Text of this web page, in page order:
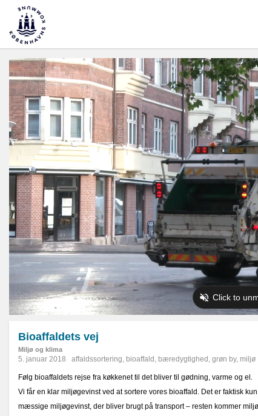
Bioaffaldets vej
Miljø og klima
5. januar 2018 affaldssortering, bioaffald , bæredygtighed , grøn by, miljø
Følg bioaffaldets rejse fra køkkenet til det bliver til gødning, varme og el.
Vi får en klar miljøgevinst ved at sortere vores bioaffald. Det er faktisk
mæssige miljøgevinst, der bliver brugt på transport – resten kommer